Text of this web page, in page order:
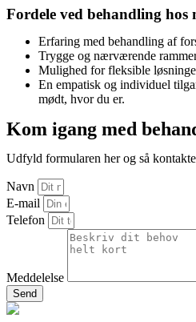
Fordele ved behandling hos
Erfaring med behandling af
Trygge og nærværende
Mulighed for fleksible
En empatisk og individuel
mødt, hvor du er.
Kom igang med
Udfyld formularen her og så
Navn
E-mail
Telefon
Meddelelse
Send